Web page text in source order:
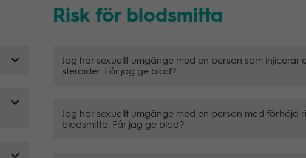
Risk för blodsmitta
Jag har sexuellt umgänge med en person som injicerar
steroider. Får jag ge blod?
Jag har sexuellt umgänge med en person med förhöjd
blodsmitta. Får jag ge blod?